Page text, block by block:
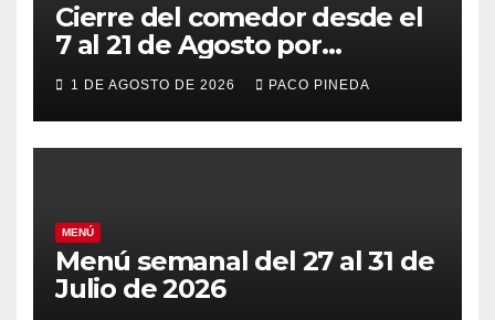
Cierre del comedor desde el
7 al 21 de Agosto por
vacaciones
1 DE AGOSTO DE 2026 PACO PINEDA
MENÚ
Menú semanal del 27 al 31 de
Julio de 2026